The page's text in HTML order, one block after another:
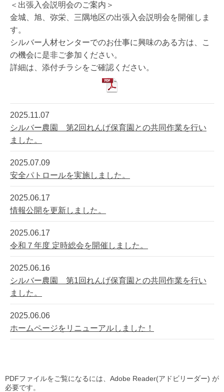
＜出張入会説明会のご案内＞
金城、旭、弥栄、三隅地区の出張入会説明会を開催しま
す。
シルバー人材センターでのお仕事に興味のある方は、こ
の機会に是非ご参加ください。
詳細は、添付チラシをご確認ください。
2025.11.07
シルバー農園 第2回れんげ保育園との共同作業を行い
ました。
2025.07.09
安全パトロールを実施しました。
2025.06.17
情報公開を更新しました。
2025.06.17
令和７年度 定時総会を開催しました。
2025.06.16
シルバー農園 第1回れんげ保育園との共同作業を行い
ました。
2025.06.06
ホームページをリニューアルしました！
PDFファイルをご覧になるには、Adobe Reader(アドビリーダー) が
必要です。